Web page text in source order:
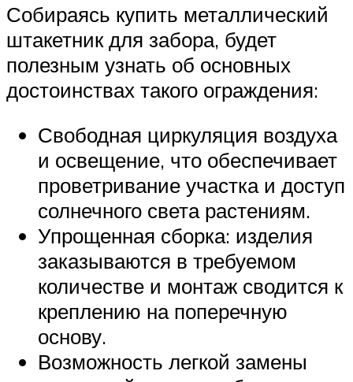
Собираясь купить металлический
штакетник для забора, будет
полезным узнать об основных
достоинствах такого ограждения:
Свободная циркуляция воздуха
и освещение, что обеспечивает
проветривание участка и доступ
солнечного света растениям.
Упрощенная сборка: изделия
заказываются в требуемом
количестве и монтаж сводится к
креплению на поперечную
основу.
Возможность легкой замены